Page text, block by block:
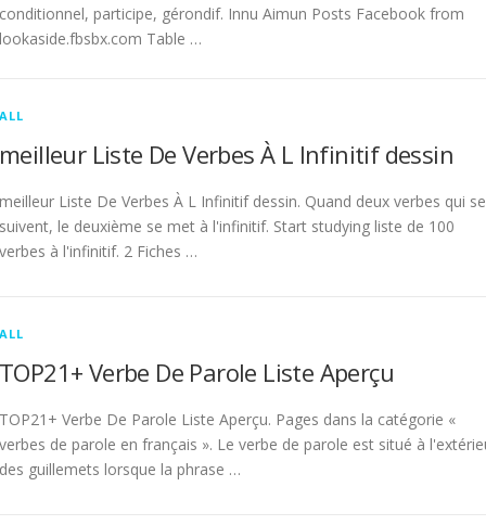
conditionnel, participe, gérondif. Innu Aimun Posts Facebook from
lookaside.fbsbx.com Table …
ALL
meilleur Liste De Verbes À L Infinitif dessin
meilleur Liste De Verbes À L Infinitif dessin. Quand deux verbes qui se
suivent, le deuxième se met à l'infinitif. Start studying liste de 100
verbes à l'infinitif. 2 Fiches …
ALL
TOP21+ Verbe De Parole Liste Aperçu
TOP21+ Verbe De Parole Liste Aperçu. Pages dans la catégorie «
verbes de parole en français ». Le verbe de parole est situé à
des guillemets lorsque la phrase …